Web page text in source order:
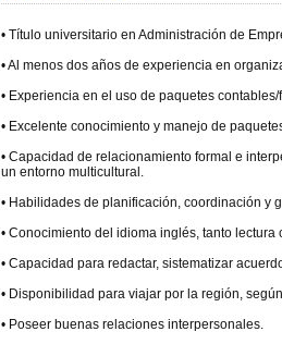
• Título universitario en Administración de
• Al menos dos años de experiencia en
• Experiencia en el uso de paquetes
• Excelente conocimiento y manejo de
• Capacidad de relacionamiento formal e
un entorno multicultural.
• Habilidades de planificación, coordinación y
• Conocimiento del idioma inglés, tanto
• Capacidad para redactar, sistematizar
• Disponibilidad para viajar por la región,
• Poseer buenas relaciones interpersonales.